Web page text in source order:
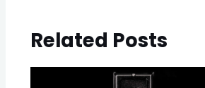
Related Posts